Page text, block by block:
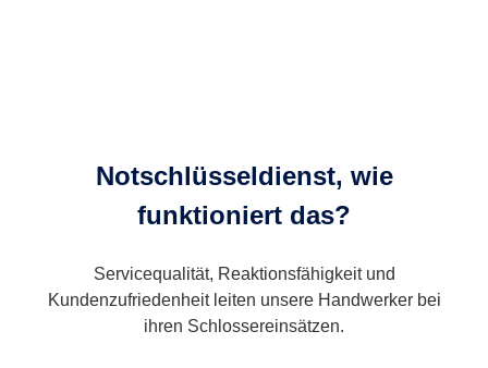
Notschlüsseldienst, wie
funktioniert das?
Servicequalität, Reaktionsfähigkeit und
Kundenzufriedenheit leiten unsere Handwerker bei
ihren Schlossereinsätzen.